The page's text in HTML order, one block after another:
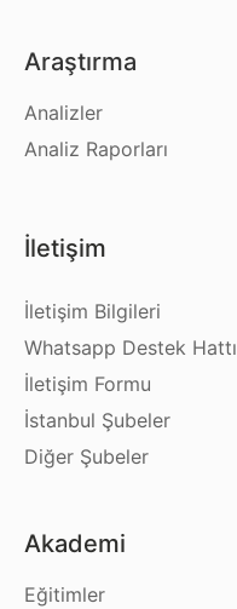
Araştırma
Analizler
Analiz Raporları
İletişim
İletişim Bilgileri
Whatsapp Destek Hattı
İletişim Formu
İstanbul Şubeler
Diğer Şubeler
Akademi
Eğitimler